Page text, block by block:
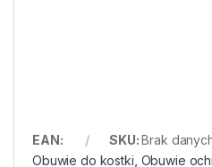
EAN: SKU:Brak
Obuwie do kostki Obuwie